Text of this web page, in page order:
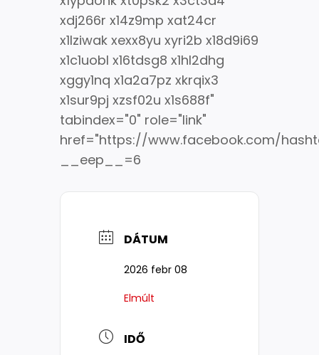
xdj266r x14z9mp xat24cr
x1lziwak xexx8yu xyri2b x18d9i69
x1c1uobl x16tdsg8 x1hl2dhg
xggy1nq x1a2a7pz xkrqix3
x1sur9pj xzsf02u x1s688f"
tabindex="0" role="link"
href="https://www.facebook.com/
__eep__=6
DÁTUM
2026 febr 08
Elmúlt
IDŐ